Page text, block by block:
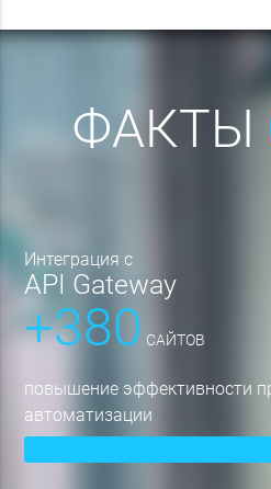
ФАКТЫ
интеграция с
API Gateway
+380 САЙТОВ
повышение эффективности
автоматизации